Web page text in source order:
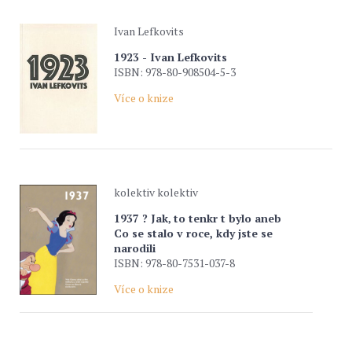
Ivan Lefkovits
1923 - Ivan Lefkovits
ISBN: 978-80-908504-5-3
Více o knize
kolektiv kolektiv
1937 ? Jak‚ to tenkr t bylo aneb
Co se stalo v roce, kdy jste se
narodili
ISBN: 978-80-7531-037-8
Více o knize